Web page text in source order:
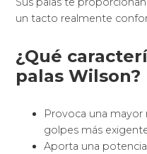
un tacto realmente
¿Qué
palas Wilson?
Provoca una
golpes más
Aporta una